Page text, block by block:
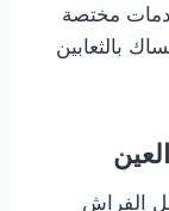
مختصة
بالثعابين
الفراش